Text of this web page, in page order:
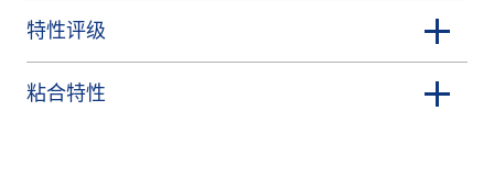
特性评级
粘合特性